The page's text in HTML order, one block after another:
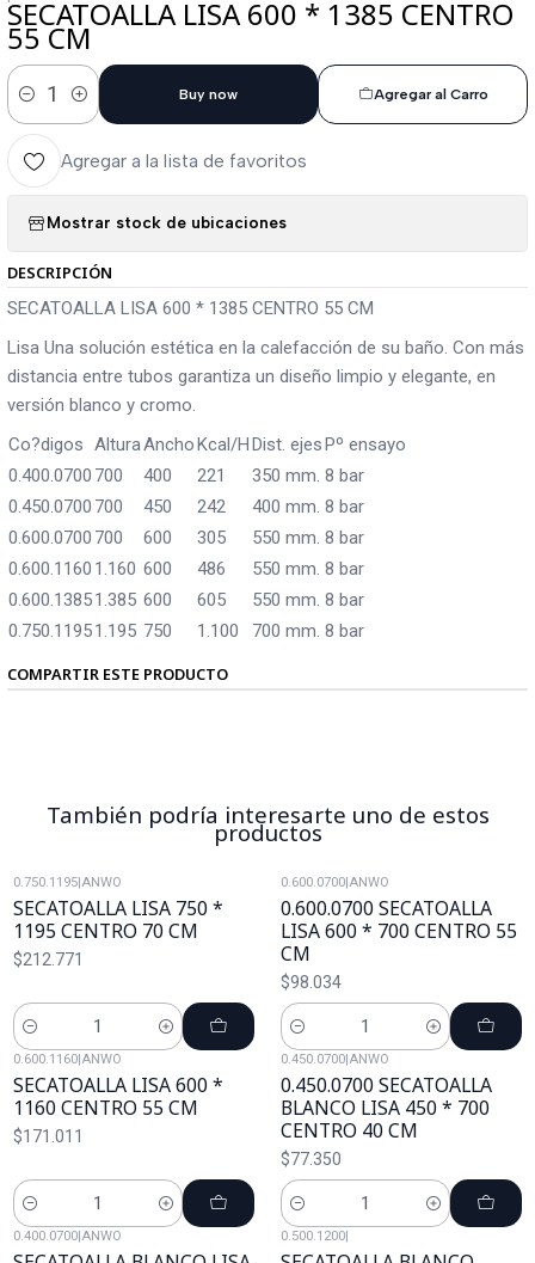
SECATOALLA LISA 600 * 1385 CENTRO
55 CM
Cantidad
Agregar al Carro
Buy now
Agregar a la lista de favoritos
Mostrar stock de ubicaciones
DESCRIPCIÓN
SECATOALLA LISA 600 * 1385 CENTRO 55 CM
Lisa Una solución estética en la calefacción de su baño. Con más
distancia entre tubos garantiza un diseño limpio y elegante, en
versión blanco y cromo.
Co?digos AlturaAnchoKcal/HDist. ejesPº ensayo
0.400.0700 700 400 221 350 mm. 8 bar
0.450.0700 700 450 242 400 mm. 8 bar
0.600.0700 700 600 305 550 mm. 8 bar
0.600.1160 1.160 600 486 550 mm. 8 bar
0.600.13851.385 600 605 550 mm. 8 bar
0.750.11951.195 750 1.100 700 mm. 8 bar
COMPARTIR ESTE PRODUCTO
También podría interesarte uno de estos
productos
0.750.1195|ANWO
SECATOALLA LISA 750 *
1195 CENTRO 70 CM
$212.771
Cantidad
0.600.0700|ANWO
0.600.0700 SECATOALLA
LISA 600 * 700 CENTRO 55
CM
$98.034
Cantidad
0.600.1160|ANWO
SECATOALLA LISA 600 *
1160 CENTRO 55 CM
$171.011
Cantidad
0.450.0700|ANWO
0.450.0700 SECATOALLA
BLANCO LISA 450 * 700
CENTRO 40 CM
$77.350
Cantidad
0.400.0700|ANWO 0.500.1200|